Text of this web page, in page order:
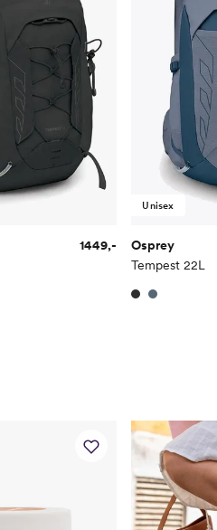
1449,-
Unisex
Osprey
Tempest 22L